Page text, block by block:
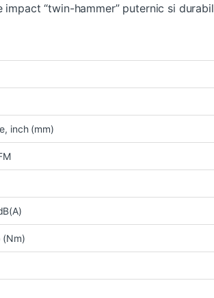
impact “twin-hammer” puternic si durabil
inch (mm)
(Nm)